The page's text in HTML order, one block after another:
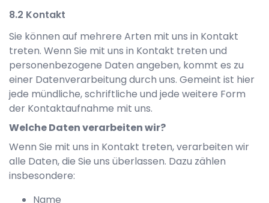
Kontakt
Sie können auf mehrere Arten mit uns in Kontakt
treten. Wenn Sie mit uns in Kontakt treten und
personenbezogene Daten angeben, kommt es zu
einer Datenverarbeitung durch uns. Gemeint ist hier
jede mündliche, schriftliche und jede weitere Form
der Kontaktaufnahme mit uns.
Welche Daten verarbeiten wir?
Wenn Sie mit uns in Kontakt treten, verarbeiten wir
alle Daten, die Sie uns überlassen. Dazu zählen
insbesondere:
Name